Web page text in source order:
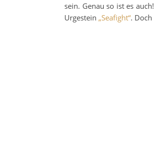
sein. Genau so ist es
Urgestein „Seafight“.